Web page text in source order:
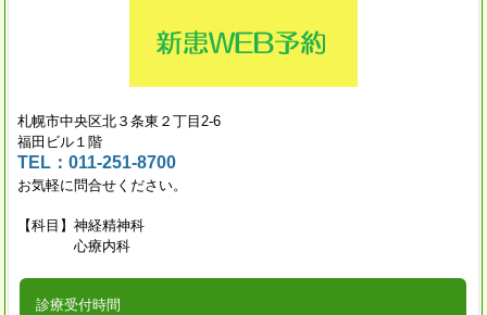
札幌市中央区北３条東２丁目2-6
福田ビル１階
TEL：011-251-8700
お気軽に問合せください。
【科目】神経精神科
心療内科
診療受付時間